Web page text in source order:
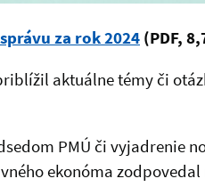
za rok 2024 (PDF,
aktuálne témy či
PMÚ či vyjadrenie
ekonóma